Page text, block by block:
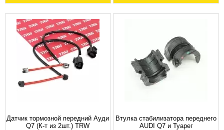
Датчик тормозной передний Ауди
Q7 (К-т из 2шт.) TRW
Втулка стабилизатора переднего
AUDI Q7 и Туарег